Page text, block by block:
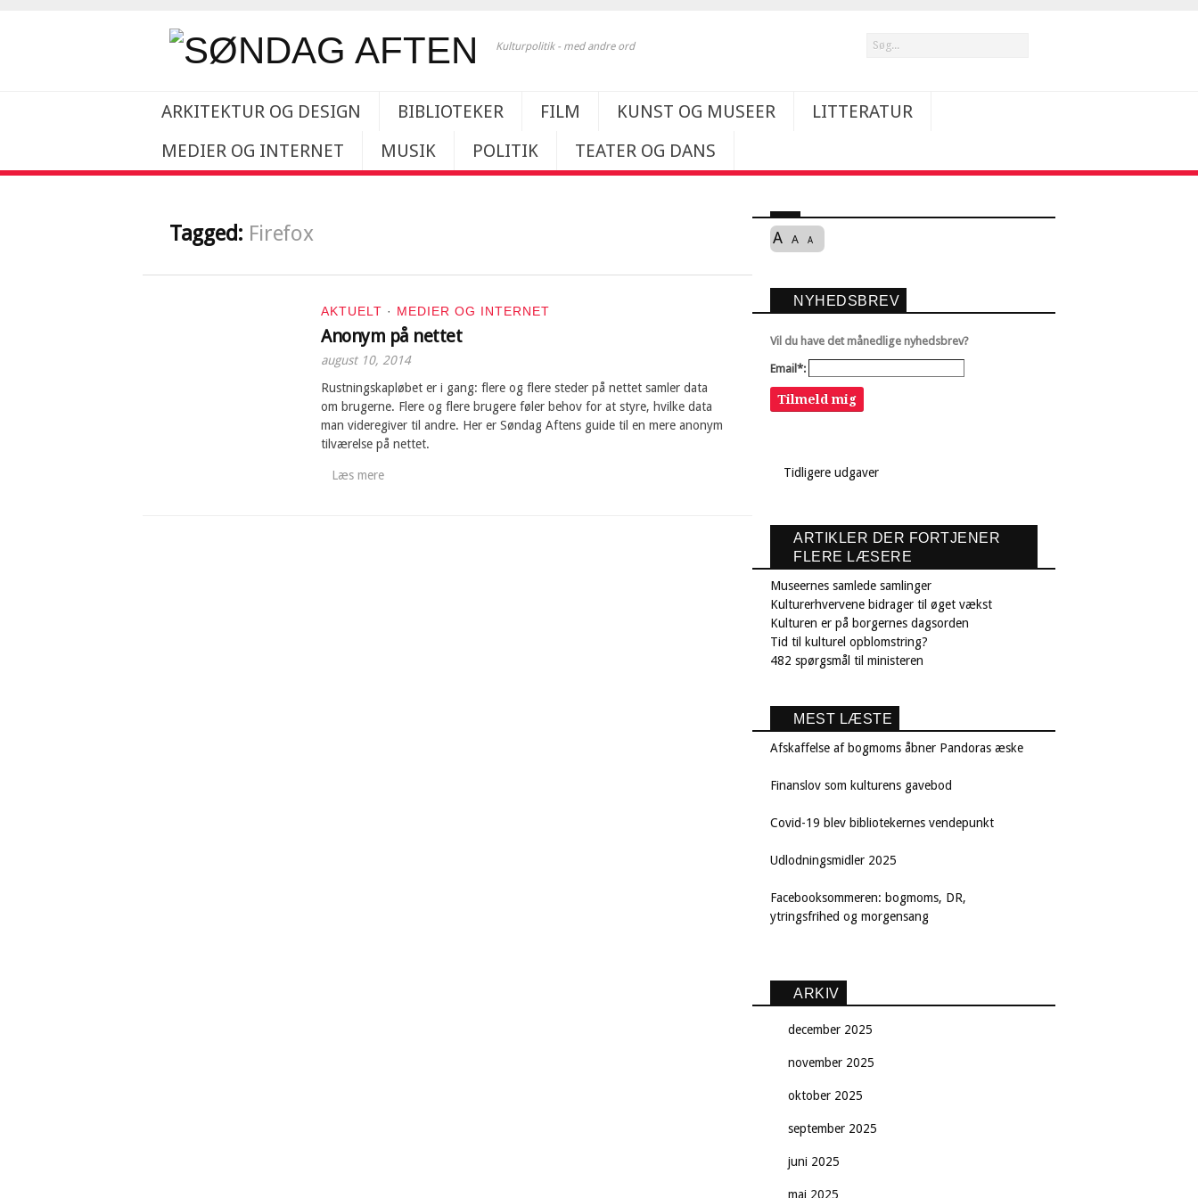
Kulturpolitik - med andre ord
ARKITEKTUR OG DESIGN BIBLIOTEKER FILM KUNST OG MUSEER
LITTERATUR
MEDIER OG INTERNET
MUSIK POLITIK TEATER OG DANS
Tagged: Firefox
AKTUELT · MEDIER OG INTERNET
Anonym på nettet
august 10, 2014
Rustningskapløbet er i gang: flere og flere steder på nettet samler data
om brugerne. Flere og flere brugere føler behov for at styre, hvilke data
man videregiver til andre. Her er Søndag Aftens guide til en mere anonym
tilværelse på nettet.
Læs mere
A A A
NYHEDSBREV
Vil du have det månedlige nyhedsbrev?
Email*:
Tilmeld mig
Tidligere udgaver
ARTIKLER DER FORTJENER
FLERE LÆSERE
Museernes samlede samlinger
Kulturerhvervene bidrager til øget vækst
Kulturen er på borgernes dagsorden
Tid til kulturel opblomstring?
482 spørgsmål til ministeren
MEST LÆSTE
Afskaffelse af bogmoms åbner Pandoras æske
Finanslov som kulturens gavebod
Covid-19 blev bibliotekernes vendepunkt
Udlodningsmidler 2025
Facebooksommeren: bogmoms, DR,
ytringsfrihed og morgensang
ARKIV
december 2025
november 2025
oktober 2025
september 2025
juni 2025
maj 2025